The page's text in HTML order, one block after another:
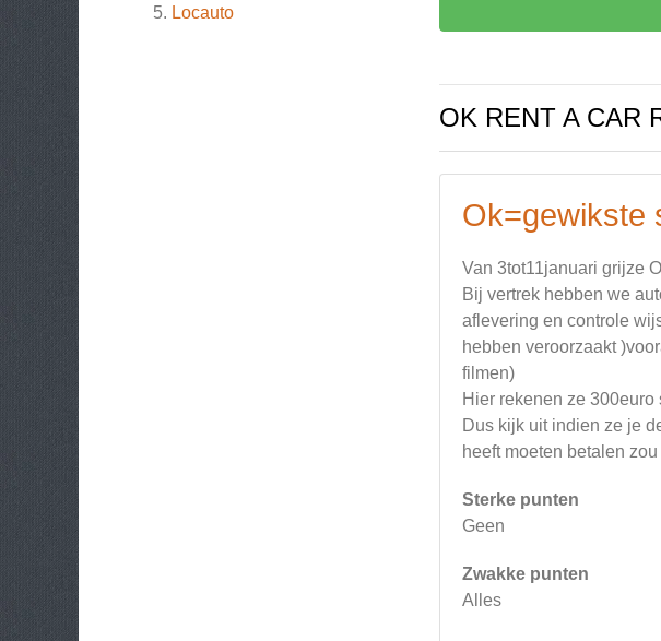
Locauto
OK RENT A CAR
Ok=gewikste
Van 3tot11januari grijze
Bij vertrek hebben we
aflevering en controle
hebben veroorzaakt
filmen)
Hier rekenen ze 300euro
Dus kijk uit indien ze je
heeft moeten betalen
Sterke punten
Geen
Zwakke punten
Alles